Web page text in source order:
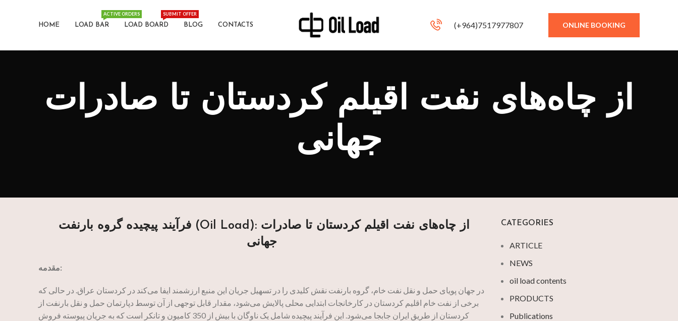
HOME LOAD BAR
ACTIVE ORDERS
LOAD BOARD
SUBMIT OFFER
BLOG CONTACTS (+964)7517977807 ONLINE BOOKING
از چاه‌های نفت اقیلم کردستان تا صادرات
جهانی
جهانی
مقدمه:
در جهان پویای حمل و نقل نفت خام، گروه بارنفت نقش کلیدی را در تسهیل جریان این منبع ارزشمند ایفا می‌کند در کردستان عراق. در حالی که
برخی از نفت خام اقلیم کردستان در کارخانجات ابتدایی محلی پالایش می‌شود، مقدار قابل توجهی از آن توسط دپارتمان حمل و نقل بارنفت از
کردستان از طریق ایران جابجا می‌شود. این فرآیند پیچیده شامل یک ناوگان با بیش از 350 کامیون و تانکر است که به جریان پیوسته فروش
CATEGORIES
ARTICLE
NEWS
oil load contents
PRODUCTS
Publications